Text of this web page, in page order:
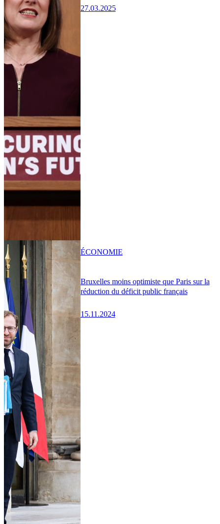
27.03.2025
Bruxelles moins optimiste que Paris sur la
réduction du déficit public français
15.11.2024
ÉCONOMIE